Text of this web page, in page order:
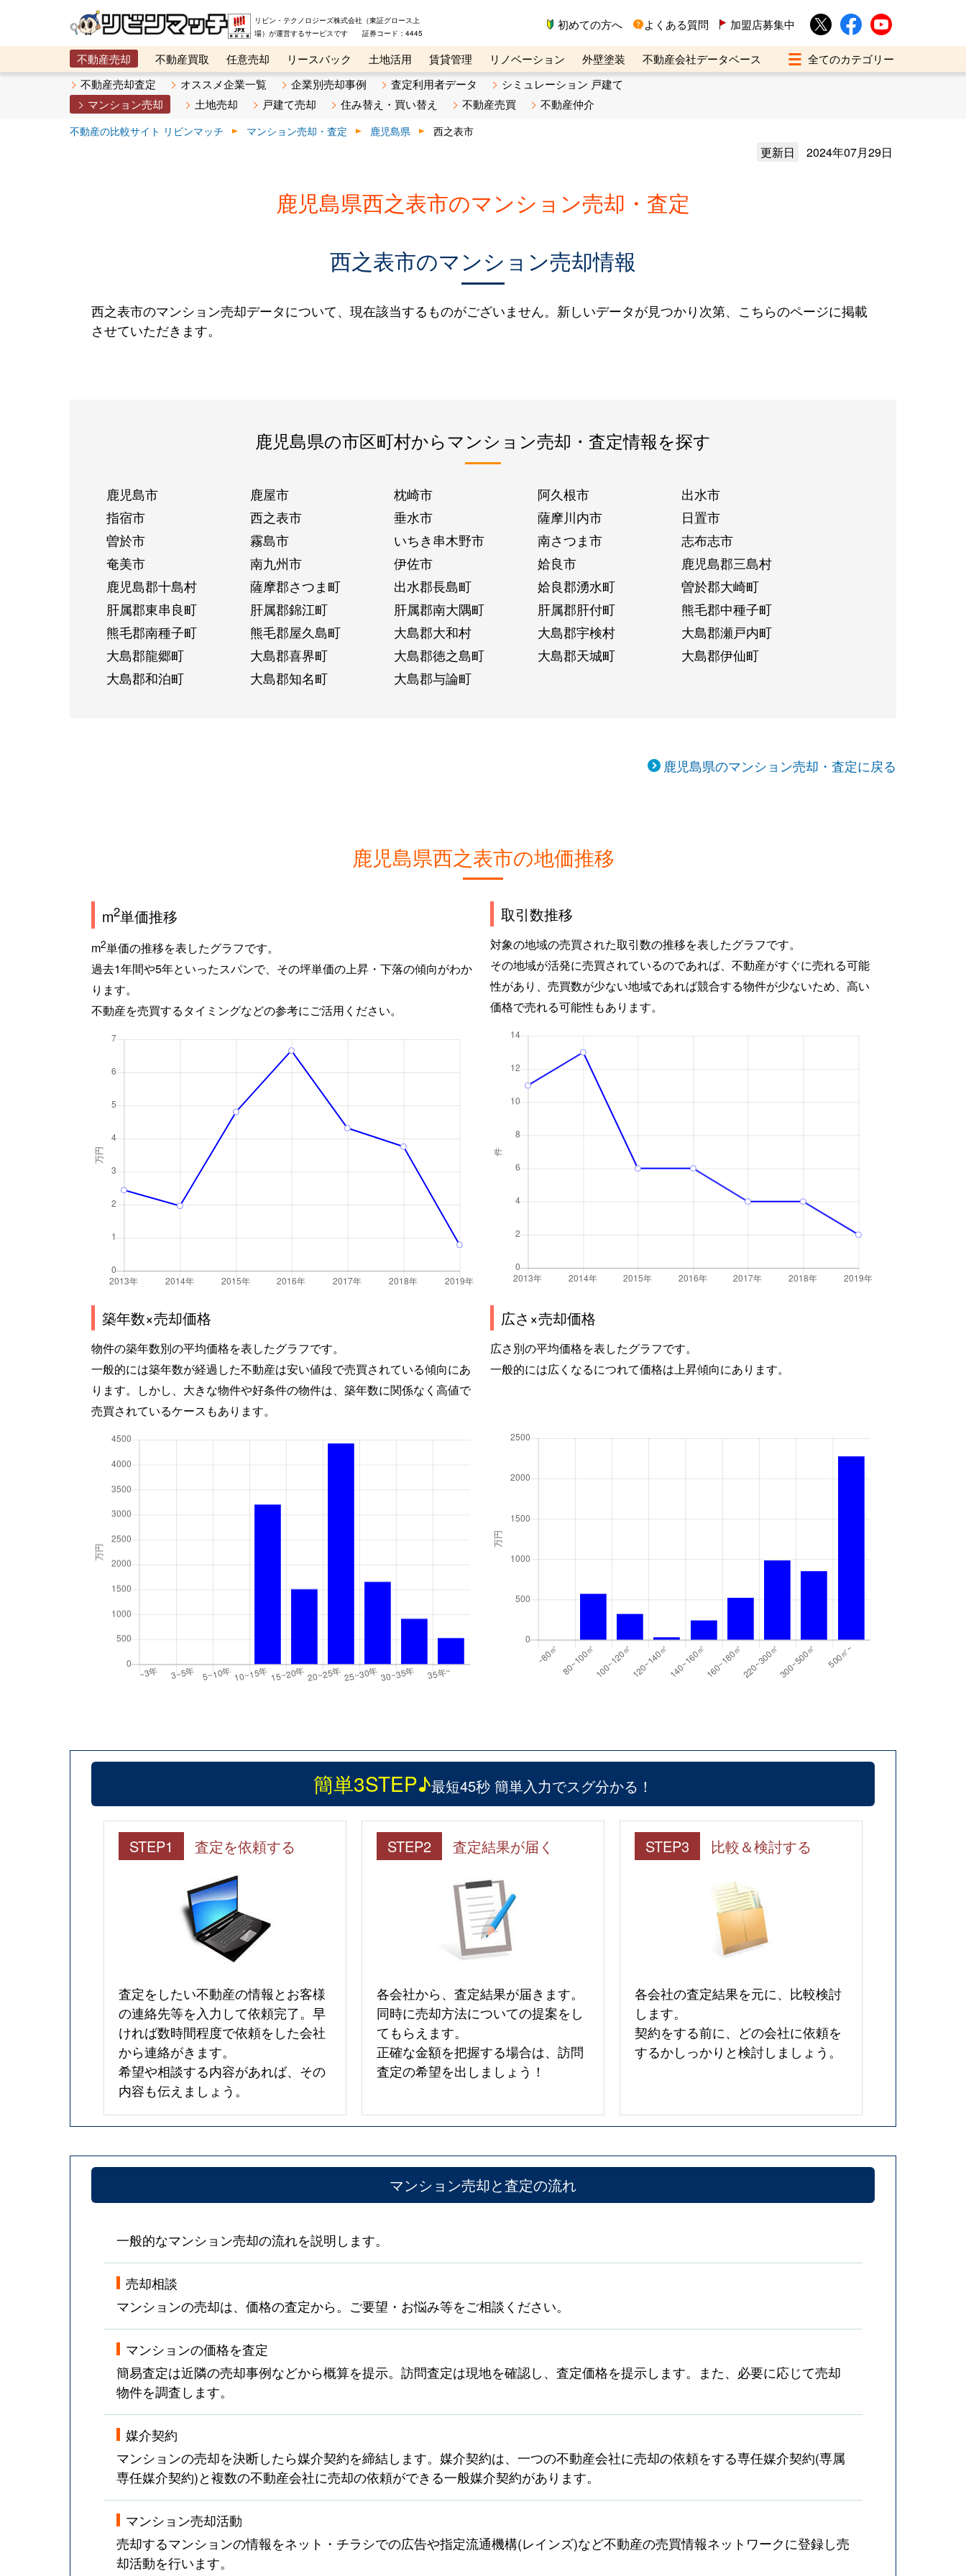
リビン・テクノロジーズ株式会社（東証グロース上
場）が運営するサービスです 証券コード：4445
初めての方へ よくある質問 加盟店募集中
不動産売却 不動産買取 任意売却 リースバック 土地活用 賃貸管理 リノベーション 外壁塗装
不動産会社データベース
メタ住宅展示場
ベスト不動産カンパニー オンライン講座 リビンマガジンBiz 不動産売却ご相談デスク
不動産売却査定 オススメ企業一覧 企業別売却事例 査定利用者データ
シミュレーション 戸建て
マンション売却
土地売却 戸建て売却 住み替え・買い替え 不動産売買 不動産仲介
不動産の比較サイト リビンマッチ マンション売却・査定 鹿児島県 西之表市
更新日 2024年07月29日
鹿児島県西之表市のマンション売却・査定
西之表市のマンション売却情報
西之表市のマンション売却データについて、現在該当するものがございません。新しいデータが見つかり次第、こちらのページに掲載
させていただきます。
鹿児島県の市区町村からマンション売却・査定情報を探す
鹿児島市 鹿屋市 枕崎市 阿久根市
出水市
指宿市
西之表市 垂水市 薩摩川内市
日置市
曽於市
霧島市 いちき串木野市 南さつま市
志布志市
奄美市
南九州市 伊佐市 姶良市
鹿児島郡三島村
鹿児島郡十島村
薩摩郡さつま町 出水郡長島町 姶良郡湧水町
曽於郡大崎町
肝属郡東串良町
肝属郡錦江町 肝属郡南大隅町 肝属郡肝付町
熊毛郡中種子町
熊毛郡南種子町
熊毛郡屋久島町 大島郡大和村 大島郡宇検村
大島郡瀬戸内町
大島郡龍郷町
大島郡喜界町 大島郡徳之島町 大島郡天城町
大島郡伊仙町
大島郡和泊町
大島郡知名町 大島郡与論町
鹿児島県のマンション売却・査定に戻る
鹿児島県西之表市の地価推移
m2単価推移
m2単価の推移を表したグラフです。
過去1年間や5年といったスパンで、その坪単価の上昇・下落の傾向がわか
ります。
不動産を売買するタイミングなどの参考にご活用ください。
取引数推移
対象の地域の売買された取引数の推移を表したグラフです。
その地域が活発に売買されているのであれば、不動産がすぐに売れる可能
性があり、売買数が少ない地域であれば競合する物件が少ないため、高い
価格で売れる可能性もあります。
築年数×売却価格
物件の築年数別の平均価格を表したグラフです。
一般的には築年数が経過した不動産は安い値段で売買されている傾向にあ
ります。しかし、大きな物件や好条件の物件は、築年数に関係なく高値で
売買されているケースもあります。
広さ×売却価格
広さ別の平均価格を表したグラフです。
一般的には広くなるにつれて価格は上昇傾向にあります。
簡単3STEP♪最短45秒 簡単入力でスグ分かる！
STEP1 査定を依頼する
査定をしたい不動産の情報とお客様
の連絡先等を入力して依頼完了。早
ければ数時間程度で依頼をした会社
から連絡がきます。
希望や相談する内容があれば、その
内容も伝えましょう。
STEP2 査定結果が届く
各会社から、査定結果が届きます。
同時に売却方法についての提案をし
てもらえます。
正確な金額を把握する場合は、訪問
査定の希望を出しましょう！
STEP3 比較＆検討する
各会社の査定結果を元に、比較検討
します。
契約をする前に、どの会社に依頼を
するかしっかりと検討しましょう。
マンション売却と査定の流れ
一般的なマンション売却の流れを説明します。
売却相談
マンションの売却は、価格の査定から。ご要望・お悩み等をご相談ください。
マンションの価格を査定
簡易査定は近隣の売却事例などから概算を提示。訪問査定は現地を確認し、査定価格を提示します。また、必要に応じて売却
物件を調査します。
媒介契約
マンションの売却を決断したら媒介契約を締結します。媒介契約は、一つの不動産会社に売却の依頼をする専任媒介契約(専属
専任媒介契約)と複数の不動産会社に売却の依頼ができる一般媒介契約があります。
マンション売却活動
売却するマンションの情報をネット・チラシでの広告や指定流通機構(レインズ)など不動産の売買情報ネットワークに登録し売
却活動を行います。